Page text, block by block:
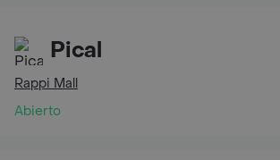
Pical
Rappi Mall
Abierto